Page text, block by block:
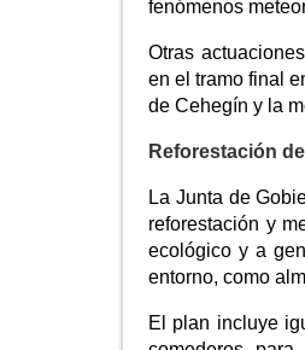
fenómenos
Otras
en el tramo final
de Cehegín y la
Reforestación
La Junta de
reforestación y
ecológico y a
entorno, como
El plan incluye